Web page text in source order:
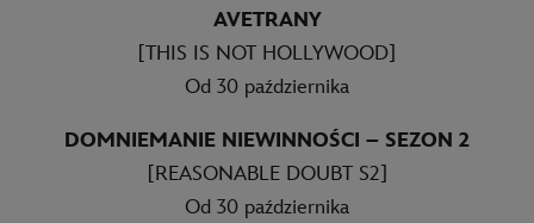
AVETRANY
[THIS IS NOT HOLLYWOOD]
Od 30 października
DOMNIEMANIE NIEWINNOŚCI – SEZON 2
[REASONABLE DOUBT S2]
Od 30 października